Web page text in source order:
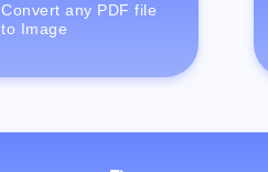
Convert any PDF file
to Image